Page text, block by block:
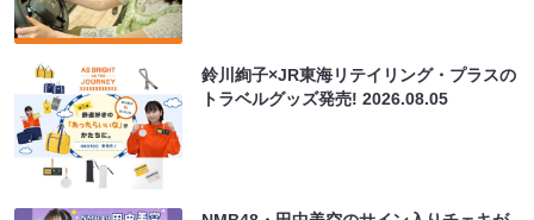
鈴川絢子×JR東海リテイリング・プラスの
トラベルグッズ発売!2026.08.05